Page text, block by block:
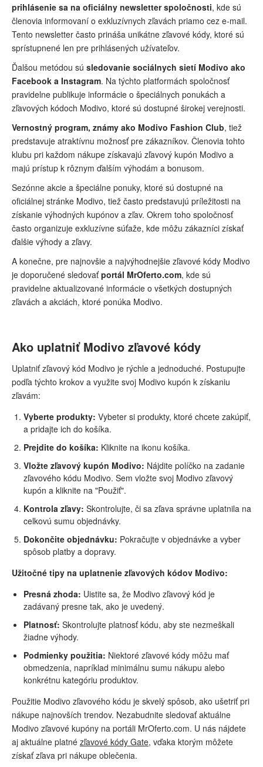
prihlásenie sa na oficiálny newsletter spoločnosti, kde sú
členovia informovaní o exkluzívnych zľavách priamo cez e-mail.
Tento newsletter často prináša unikátne zľavové kódy, ktoré sú
sprístupnené len pre prihlásených užívateľov.
Ďalšou metódou sú sledovanie sociálnych sietí Modivo ako
Facebook a Instagram. Na týchto platformách spoločnosť
pravidelne publikuje informácie o špeciálnych ponukách a
zľavových kódoch Modivo, ktoré sú dostupné širokej verejnosti.
Vernostný program, známy ako Modivo Fashion Club, tiež
predstavuje atraktívnu možnosť pre zákazníkov. Členovia tohto
klubu pri každom nákupe získavajú zľavový kupón Modivo a
majú prístup k rôznym ďalším výhodám a bonusom.
Sezónne akcie a špeciálne ponuky, ktoré sú dostupné na
oficiálnej stránke Modivo, tiež často predstavujú príležitosti na
získanie výhodných kupónov a zľav. Okrem toho spoločnosť
často organizuje exkluzívne súťaže, kde môžu zákazníci získať
ďalšie výhody a zľavy.
A konečne, pre najnovšie a najvýhodnejšie zľavové kódy Modivo
je doporučené sledovaťportál MrOferto.com, kde sú
pravidelne aktualizované informácie o všetkých dostupných
zľavách a akciách, ktoré ponúka Modivo.
Ako uplatniť Modivo zľavové kódy
Uplatniť zľavový kód Modivo je rýchle a jednoduché. Postupujte
podľa týchto krokov a využite svoj Modivo kupón k získaniu
zľavám:
Vyberte produkty: Vybeter si produkty, ktoré chcete zakúpiť,
a pridajte ich do košíka.
Prejdite do košíka: Kliknite na ikonu košíka.
Vložte zľavový kupón Modivo: Nájdite políčko na zadanie
zľavového kódu Modivo. Sem vložte svoj Modivo zľavový
kupón a kliknite na "Použiť".
Kontrola zľavy: Skontrolujte, či sa zľava správne uplatnila na
celkovú sumu objednávky.
Dokončite objednávku: Pokračujte v objednávke a vyber
spôsob platby a dopravy.
Užitočné tipy na uplatnenie zľavových kódov Modivo:
Presná zhoda: Uistite sa, že Modivo zľavový kód je
zadávaný presne tak, ako je uvedený.
Platnosť: Skontrolujte platnosť kódu, aby ste nezmeškali
žiadne výhody.
Podmienky použitia: Niektoré zľavové kódy môžu mať
obmedzenia, napríklad minimálnu sumu nákupu alebo
konkrétnu kategóriu produktov.
Použitie Modivo zľavového kódu je skvelý spôsob, ako ušetriť pri
nákupe najnovších trendov. Nezabudnite sledovať aktuálne
Modivo zľavové kupóny na portáli MrOferto.com. U nás nájdete
aj aktuálne platné zľavové kódy Gate, vďaka ktorým môžete
získať zľava pri nákupe oblečenia.